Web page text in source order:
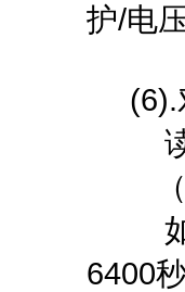
护/电
(6).
读取
（这
如果
6400秒